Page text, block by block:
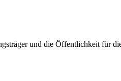
und die Öffentlichkeit für